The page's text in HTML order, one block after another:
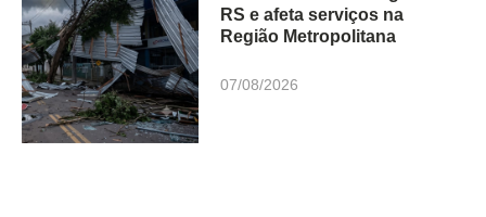
RS e afeta serviços na
Região Metropolitana
07/08/2026